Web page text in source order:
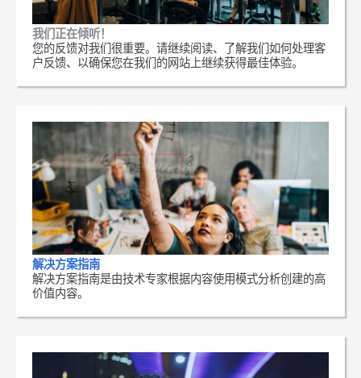
我们正在倾听！
您的反馈对我们很重要。请继续阅读、了解我们如何处理客
户反馈、以确保您在我们的网站上继续获得最佳体验。
解决方案指南
解决方案指南是由技术专家根据内容使用模式分析创建的高
价值内容。